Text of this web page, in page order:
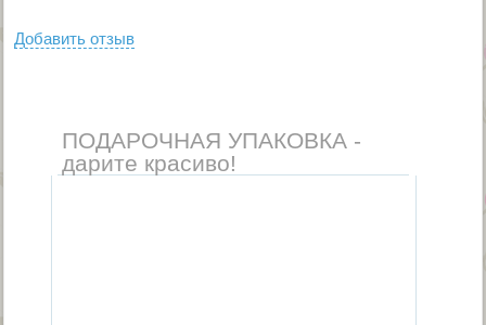
Добавить отзыв
ПОДАРОЧНАЯ УПАКОВКА -
дарите красиво!